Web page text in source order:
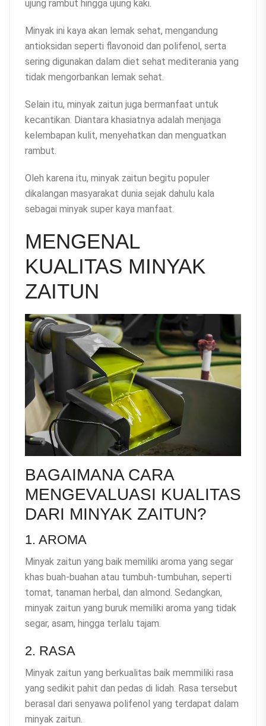
ujung rambut hingga ujung kaki.
Minyak ini kaya akan lemak sehat, mengandung
antioksidan seperti flavonoid dan polifenol, serta
sering digunakan dalam diet sehat mediterania yang
tidak mengorbankan lemak sehat.
Selain itu, minyak zaitun juga bermanfaat untuk
kecantikan. Diantara khasiatnya adalah menjaga
kelembapan kulit, menyehatkan dan menguatkan
rambut.
Oleh karena itu, minyak zaitun begitu populer
dikalangan masyarakat dunia sejak dahulu kala
sebagai minyak super kaya manfaat.
MENGENAL
KUALITAS MINYAK
ZAITUN
BAGAIMANA CARA
MENGEVALUASI KUALITAS
DARI MINYAK ZAITUN?
1. AROMA
Minyak zaitun yang baik memiliki aroma yang segar
khas buah-buahan atau tumbuh-tumbuhan, seperti
tomat, tanaman herbal, dan almond. Sedangkan,
minyak zaitun yang buruk memiliki aroma yang tidak
segar, asam, hingga terlalu tajam.
2. RASA
Minyak zaitun yang berkualitas baik memmiliki rasa
yang sedikit pahit dan pedas di lidah. Rasa tersebut
berasal dari senyawa polifenol yang terdapat dalam
minyak zaitun.